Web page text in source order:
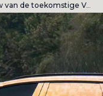
Volkswagen ID.7 Tourer